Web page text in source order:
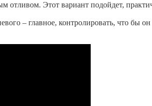
отливом. Этот вариант подойдет,
– главное, контролировать, что бы